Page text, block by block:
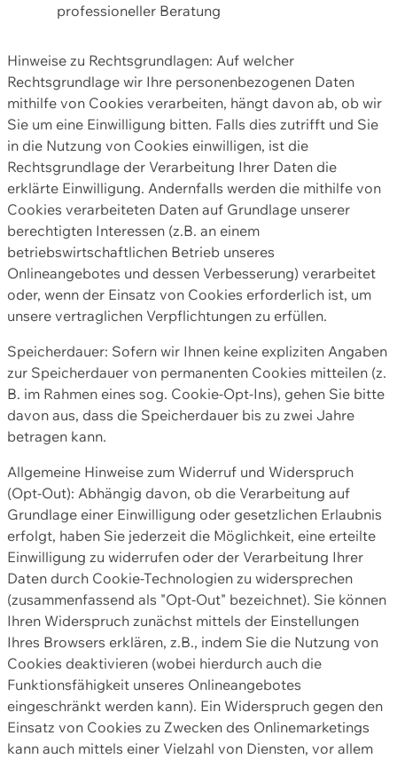
professioneller Beratung
Hinweise zu Rechtsgrundlagen: Auf welcher
Rechtsgrundlage wir Ihre personenbezogenen Daten
mithilfe von Cookies verarbeiten, hängt davon ab, ob wir
Sie um eine Einwilligung bitten. Falls dies zutrifft und Sie
in die Nutzung von Cookies einwilligen, ist die
Rechtsgrundlage der Verarbeitung Ihrer Daten die
erklärte Einwilligung. Andernfalls werden die mithilfe von
Cookies verarbeiteten Daten auf Grundlage unserer
berechtigten Interessen (z.B. an einem
betriebswirtschaftlichen Betrieb unseres
Onlineangebotes und dessen Verbesserung) verarbeitet
oder, wenn der Einsatz von Cookies erforderlich ist, um
unsere vertraglichen Verpflichtungen zu erfüllen.
Speicherdauer: Sofern wir Ihnen keine expliziten Angaben
zur Speicherdauer von permanenten Cookies mitteilen (z.
B. im Rahmen eines sog. Cookie-Opt-Ins), gehen Sie bitte
davon aus, dass die Speicherdauer bis zu zwei Jahre
betragen kann.
Allgemeine Hinweise zum Widerruf und Widerspruch
(Opt-Out): Abhängig davon, ob die Verarbeitung auf
Grundlage einer Einwilligung oder gesetzlichen Erlaubnis
erfolgt, haben Sie jederzeit die Möglichkeit, eine erteilte
Einwilligung zu widerrufen oder der Verarbeitung Ihrer
Daten durch Cookie-Technologien zu widersprechen
(zusammenfassend als "Opt-Out" bezeichnet). Sie können
Ihren Widerspruch zunächst mittels der Einstellungen
Ihres Browsers erklären, z.B., indem Sie die Nutzung von
Cookies deaktivieren (wobei hierdurch auch die
Funktionsfähigkeit unseres Onlineangebotes
eingeschränkt werden kann). Ein Widerspruch gegen den
Einsatz von Cookies zu Zwecken des Onlinemarketings
kann auch mittels einer Vielzahl von Diensten, vor allem